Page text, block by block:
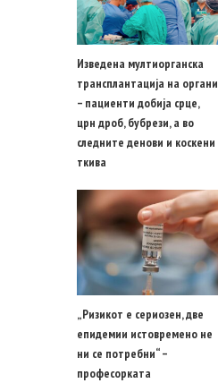
Изведена мултиорганска
трансплантација на органи
– пациенти добија срце,
црн дроб, бубрези, а во
следните денови и коскени
ткива
„Ризикот е сериозен, две
епидемии истовремено не
ни се потребни“ –
професорката